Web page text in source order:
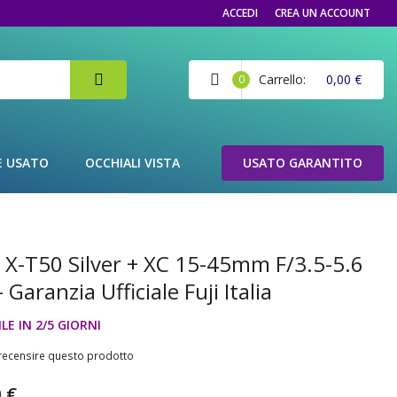
ACCEDI CREA UN ACCOUNT
Carrello
0 0,00 €
USATO OCCHIALI VISTA USATO GARANTITO
T50 Silver + XC 15-45mm F/3.5-5.6
Garanzia Ufficiale Fuji Italia
IN 2/5 GIORNI
questo prodotto